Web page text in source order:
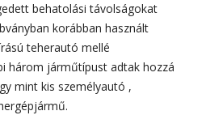
behatolási távolságokat
korábban használt
teherautó mellé
három járműtípust adtak hozzá
mint kis személyautó ,